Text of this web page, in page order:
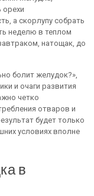
орехи
а скорлупу собрать
неделю в теплом
натощак, до
болит желудок?»,
и очаги развития
четко
отваров и
будет только
условиях вполне
в